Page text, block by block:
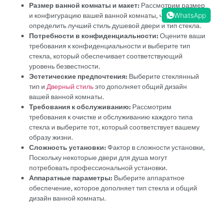
Размер ванной комнаты и макет: Рассмотрим размер
и конфигурацию вашей ванной комнаты, чтобы
определить лучший стиль душевой двери и тип стекла.
Потребности в конфиденциальности:Оцените ваши
требования к конфиденциальности и выберите тип
стекла, который обеспечивает соответствующий
уровень безвестности.
Эстетические предпочтения: Выберите стеклянный
тип и Дверный стильэто дополняет общий дизайн
вашей ванной комнаты.
Требования к обслуживанию: Рассмотрим
требования к очистке и обслуживанию каждого типа
стекла и выберите тот, который соответствует вашему
образу жизни.
Сложность установки:Фактор в сложности установки,
Поскольку некоторые двери для душа могут
потребовать профессиональной установки.
Аппаратные параметры: Выберите аппаратное
обеспечение, которое дополняет тип стекла и общий
дизайн ванной комнаты.
WhatsApp